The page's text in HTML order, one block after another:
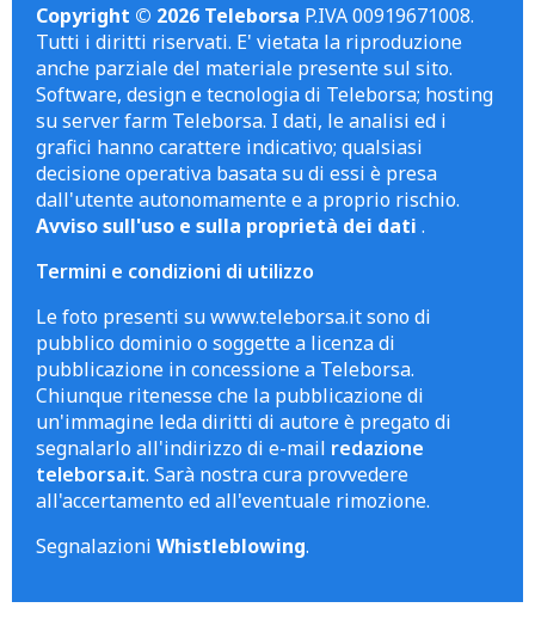
Copyright © 2026 Teleborsa P.IVA 00919671008.
Tutti i diritti riservati. E' vietata la riproduzione
anche parziale del materiale presente sul sito.
Software, design e tecnologia di Teleborsa; hosting
su server farm Teleborsa. I dati, le analisi ed i
grafici hanno carattere indicativo; qualsiasi
decisione operativa basata su di essi è presa
dall'utente autonomamente e a proprio rischio.
Avviso sull'uso e sulla proprietà dei dati .
Termini e condizioni di utilizzo
Le foto presenti su www.teleborsa.it sono di
pubblico dominio o soggette a licenza di
pubblicazione in concessione a Teleborsa.
Chiunque ritenesse che la pubblicazione di
un'immagine leda diritti di autore è pregato di
segnalarlo all'indirizzo di e-mail redazione
teleborsa.it. Sarà nostra cura provvedere
all'accertamento ed all'eventuale rimozione.
Segnalazioni Whistleblowing.